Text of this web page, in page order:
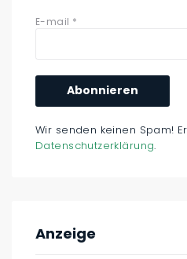
E-mail *
Wir senden keinen Spam!
Datenschutzerklärung.
Anzeige